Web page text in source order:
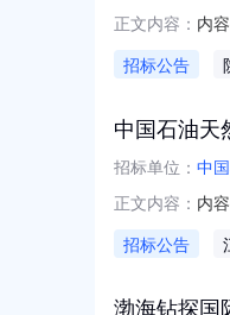
正文内容： 内
其
招标公告
中国石油天
招标单位： 中
正文内容： 内
见
招标公告
渤海钻探国